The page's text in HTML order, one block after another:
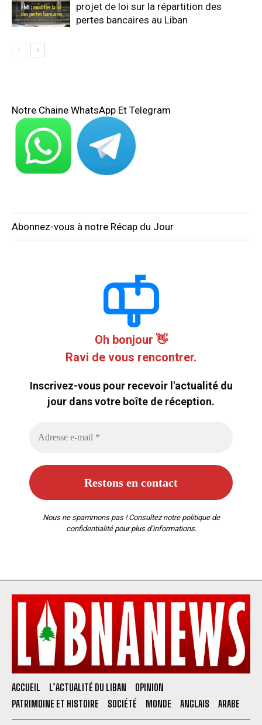
projet de loi sur la répartition des
pertes bancaires au Liban
Notre Chaine WhatsApp Et Telegram
Abonnez-vous à notre Récap du Jour
Oh bonjour 👋
Ravi de vous rencontrer.
Inscrivez-vous pour recevoir l'actualité du
jour dans votre boîte de réception.
Nous ne spammons pas ! Consultez notre politique de
confidentialitépour plus d’informations.
ACCUEIL L’ACTUALITÉ DU LIBAN
OPINION
PATRIMOINE ET HISTOIRE
SOCIÉTÉ MONDE ANGLAIS ARABE